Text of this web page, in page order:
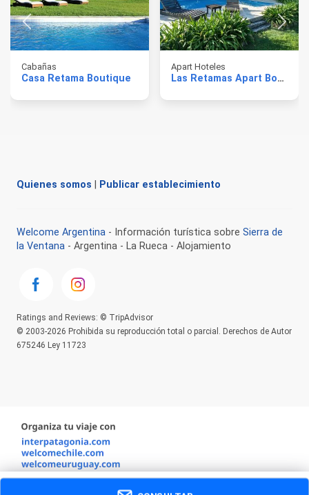
Cabañas
Casa Retama Boutique
Apart Hoteles
Las Retamas Apart Boutique
Quienes somos Publicar establecimiento
Welcome Argentina - Información turística sobre Sierra de
la Ventana - Argentina - La Rueca - Alojamiento
Ratings and Reviews: © TripAdvisor
© 2003-2026 Prohibida su reproducción total o parcial. Derechos de Autor
675246 Ley 11723